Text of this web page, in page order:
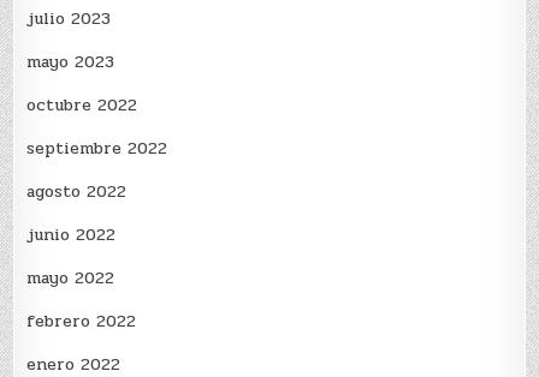
julio 2023
mayo 2023
octubre 2022
septiembre 2022
agosto 2022
junio 2022
mayo 2022
febrero 2022
enero 2022